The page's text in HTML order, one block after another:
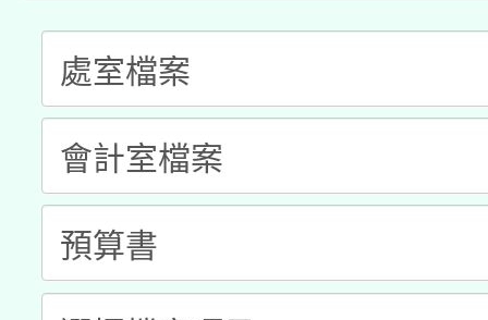
人員健康講座「吃得安
心」，鼓勵退休同仁踴
案。
招甄選結果公告(無人
招)
適應運動共學行動站研
本館辦理115年度閱讀
暨閱讀推動專業研習
科技賦能─人工智慧
礎課程
A3數位素養講師名單
「數位內容與教學軟體